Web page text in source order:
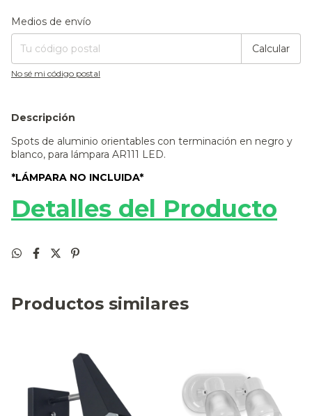
Entregas para el CP:
Medios de envío
Calcular
No sé mi código postal
Descripción
Spots de aluminio orientables con terminación en negro y
blanco, para lámpara AR111 LED.
*LÁMPARA NO INCLUIDA*
Detalles del Producto
Productos similares